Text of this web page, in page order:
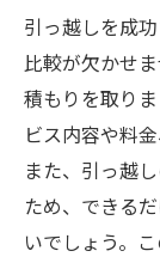
札幌市北
めの総合
引っ
引っ
効率
引っ
引っ越しを成
比較が欠かせ
積もりを取り
ビス内容や料
また、引っ越
ため、できる
いでしょう。